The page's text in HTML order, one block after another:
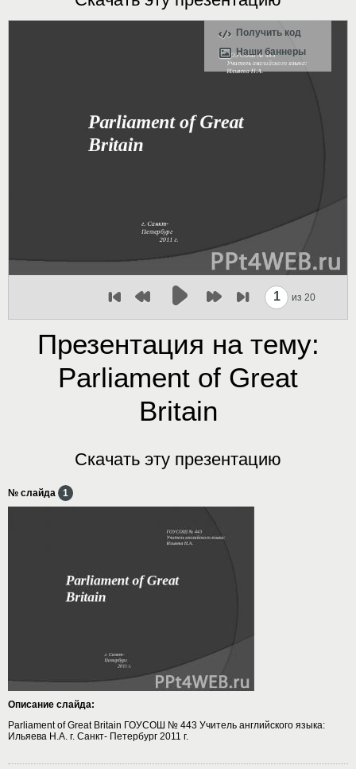
Получить код
Наши баннеры
1 из 20
Презентация на тему:
Parliament of Great
Britain
Скачать эту презентацию
№ слайда 1
Описание слайда:
Parliament of Great Britain ГОУСОШ № 443 Учитель английского языка:
Ильяева Н.А. г. Санкт- Петербург 2011 г.